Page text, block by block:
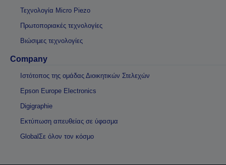
Τεχνολογία Micro Piezo
Πρωτοποριακές τεχνολογίες
Βιώσιμες τεχνολογίες
Company
Ιστότοπος της ομάδας Διοικητικών Στελεχών
Epson Europe Electronics
Digigraphie
Εκτύπωση απευθείας σε ύφασμα
GlobalΣε όλον τον κόσμο